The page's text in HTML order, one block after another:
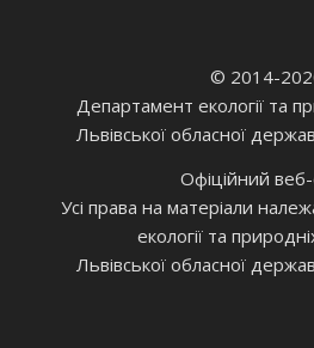
© 2014-
Департамент екології та
Львівської обласної
Офіційний веб-
Усі права на матеріали
екології та
Львівської обласної